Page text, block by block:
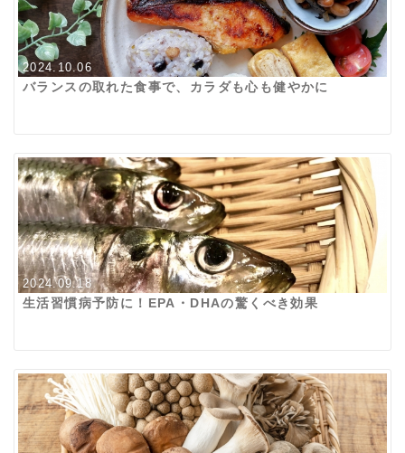
2024.10.06
バランスの取れた食事で、カラダも心も健やかに
2024.09.18
生活習慣病予防に！EPA・DHAの驚くべき効果